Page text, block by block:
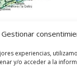
Gestionar
experiencias,
y/o acceder a la